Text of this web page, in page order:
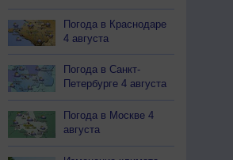
Погода в Краснодаре
4 августа
Погода в Санкт-
Петербурге 4 августа
Погода в Москве 4
августа